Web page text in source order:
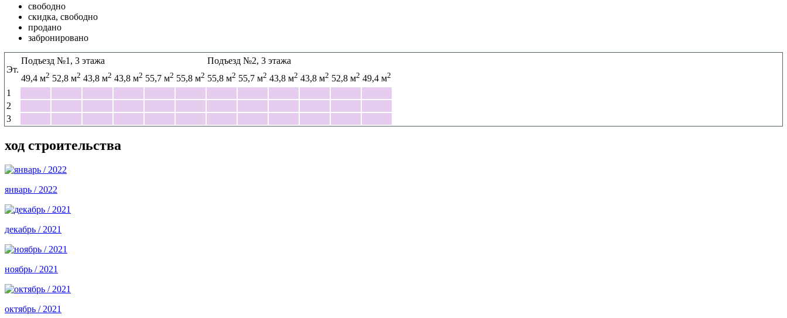
свободно
скидка, свободно
продано
забронировано
Эт.
1
2
3
Эт.
Подъезд №1, 3 этажа
Подъезд №2, 3 этажа
49,4 м2 52,8 м2 43,8 м2 43,8 м2 55,7 м2 55,8 м2 55,8 м2 55,7 м2 43,8 м2 43,8 м2 52,8 м2 49,4 м2
1
2
3
ход строительства
январь / 2022
декабрь / 2021
ноябрь / 2021
октябрь / 2021